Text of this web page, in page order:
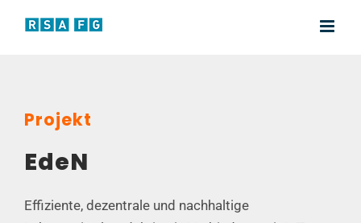
Inhalt
Projekt
EdeN
Effiziente, dezentrale und nachhaltige